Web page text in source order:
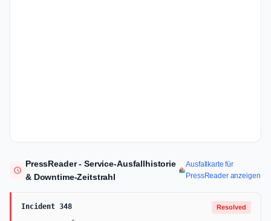
PressReader - Service-Ausfallhistorie
& Downtime-Zeitstrahl
Ausfallkarte für
PressReader anzeigen
Incident 348 Resolved